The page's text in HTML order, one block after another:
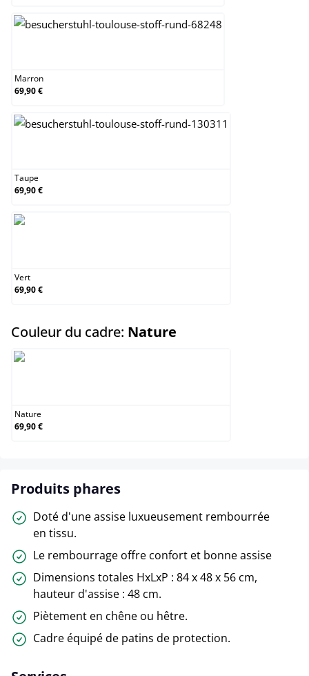
Marron
69,90 €
Taupe
69,90 €
Vert
69,90 €
Couleur du cadre: Nature
Nature
69,90 €
Produits phares
Doté d'une assise luxueusement rembourrée
en tissu.
Le rembourrage offre confort et bonne assise
Dimensions totales HxLxP : 84 x 48 x 56 cm,
hauteur d'assise : 48 cm.
Piètement en chêne ou hêtre.
Cadre équipé de patins de protection.